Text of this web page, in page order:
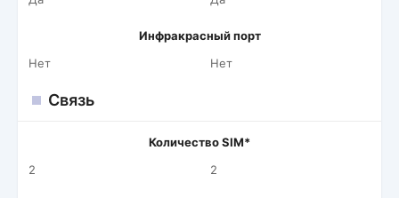
Инфракрасный порт
Нет
Нет
Связь
Количество SIM*
2
2